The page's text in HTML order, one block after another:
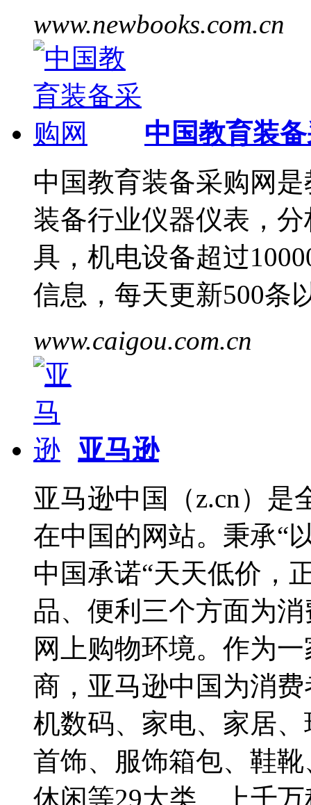
www.newbooks.com.cn
中国教育装
中国教育装备采购网
装备行业仪器仪表，
具，机电设备超过
信息，每天更新500条
www.caigou.com.cn
亚马逊
亚马逊中国（z.cn）是
在中国的网站。秉承“
中国承诺“天天低价，
品、便利三个方面为
网上购物环境。作为
商，亚马逊中国为消
机数码、家电、家居
首饰、服饰箱包、鞋
休闲等29大类、上千